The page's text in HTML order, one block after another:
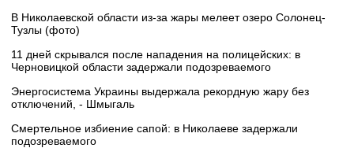
В Николаевской области из-за жары мелеет озеро Солонец-
Тузлы (фото)
11 дней скрывался после нападения на полицейских: в
Черновицкой области задержали подозреваемого
Энергосистема Украины выдержала рекордную жару без
отключений, - Шмыгаль
Смертельное избиение сапой: в Николаеве задержали
подозреваемого